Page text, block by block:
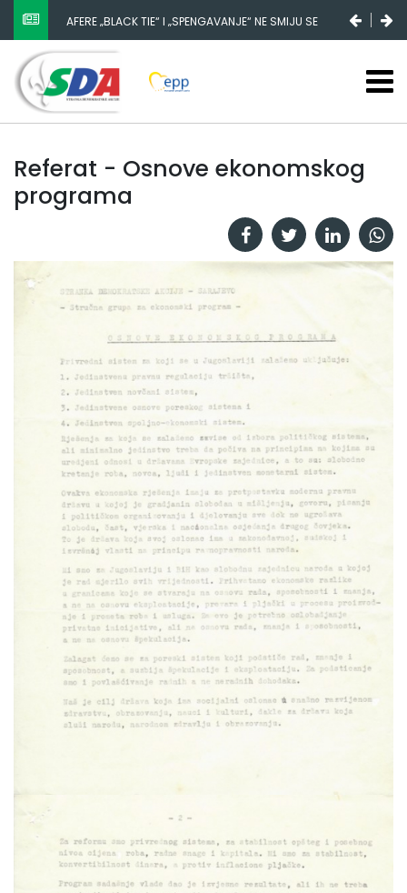
AFERE „BLACK TIE“ I „SPENGAVANJE“ NE SMIJU SE
ZATAŠKATI
Referat - Osnove ekonomskog
programa